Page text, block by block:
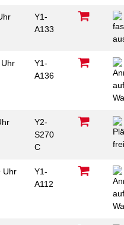
Y1-
A133
Y1-
A136
Y2-
S270
C
Uhr
Y1-
A112